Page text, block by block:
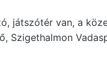
játszótér van, a
Szigethalmon